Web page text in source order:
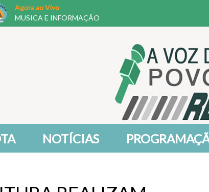
Agora ao Vivo
MUSICA E INFORMAÇÃO
NOTÍCIAS